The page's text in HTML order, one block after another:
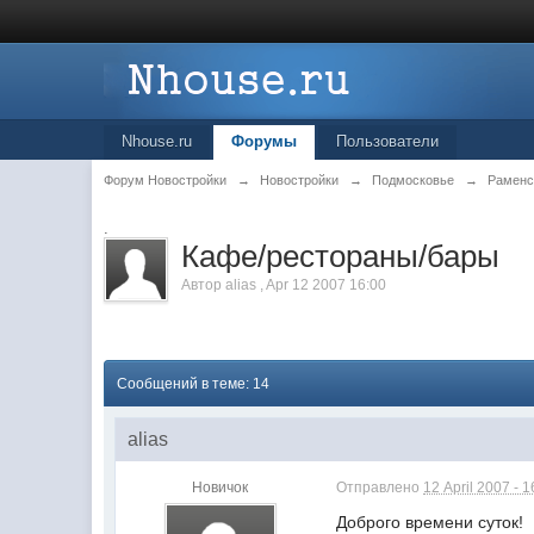
Nhouse.ru Форумы Пользователи
Форум Новостройки → Новостройки → Подмосковье →
.
Кафе/рестораны/бары
Авторalias ,Apr 12 2007 16:00
Сообщений в теме: 14
alias
Новичок Отправлено 12 April 2007 -
Доброго времени суток!